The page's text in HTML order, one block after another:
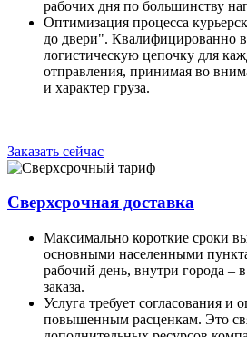
рабочих дня по большинству
Оптимизация процесса
до двери". Квалифицированно
логистическую цепочку для
отправления, принимая во
и характер груза.
Заказать сейчас
Сверхсрочная доставка
Максимально короткие сроки
основными населенными
рабочий день, внутри города –
заказа.
Услуга требует согласования и
повышенным расценкам. Это